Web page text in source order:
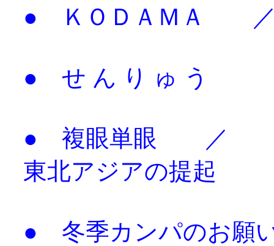
● ＫＯＤＡＭＡ
● せ ん り ゅ う
● 複眼単眼 ／ 菅
東北アジアの提起
● 冬季カンパのお